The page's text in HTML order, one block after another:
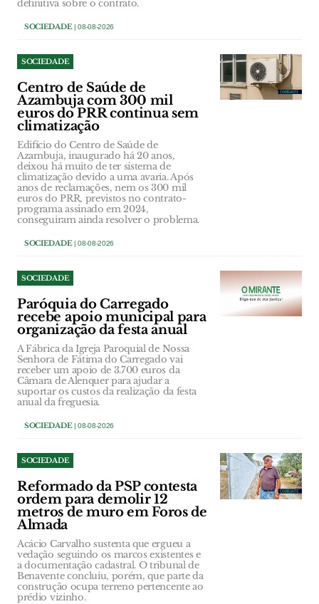
definitiva sobre o contrato.
SOCIEDADE| 08-08-2026
SOCIEDADE
Centro de Saúde de
Azambuja com 300 mil
euros do PRR continua sem
climatização
Edifício do Centro de Saúde de
Azambuja, inaugurado há 20 anos,
deixou há muito de ter sistema de
climatização devido a uma avaria. Após
anos de reclamações, nem os 300 mil
euros do PRR, previstos no contrato-
programa assinado em 2024,
conseguiram ainda resolver o problema.
SOCIEDADE| 08-08-2026
SOCIEDADE
Paróquia do Carregado
recebe apoio municipal para
organização da festa anual
A Fábrica da Igreja Paroquial de Nossa
Senhora de Fátima do Carregado vai
receber um apoio de 3.700 euros da
Câmara de Alenquer para ajudar a
suportar os custos da realização da festa
anual da freguesia.
SOCIEDADE| 08-08-2026
SOCIEDADE
Reformado da PSP contesta
ordem para demolir 12
metros de muro em Foros de
Almada
Acácio Carvalho sustenta que ergueu a
vedação seguindo os marcos existentes e
a documentação cadastral. O tribunal de
Benavente concluiu, porém, que parte da
construção ocupa terreno pertencente ao
prédio vizinho.